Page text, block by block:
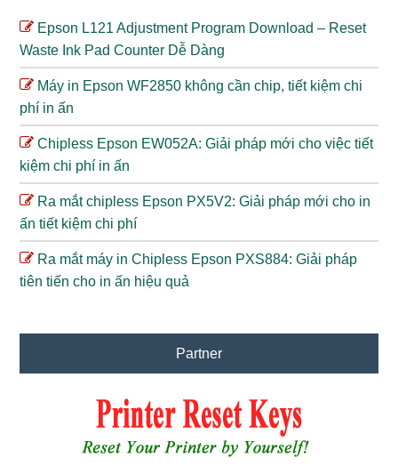
Epson L121 Adjustment Program Download – Reset
Waste Ink Pad Counter Dễ Dàng
Máy in Epson WF2850 không cần chip, tiết kiệm chi
phí in ấn
Chipless Epson EW052A: Giải pháp mới cho việc tiết
kiệm chi phí in ấn
Ra mắt chipless Epson PX5V2: Giải pháp mới cho in
ấn tiết kiệm chi phí
Ra mắt máy in Chipless Epson PXS884: Giải pháp
tiên tiến cho in ấn hiệu quả
Partner